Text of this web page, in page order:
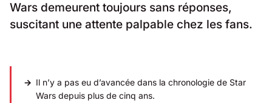
Wars demeurent toujours sans réponses,
suscitant une attente palpable chez les fans.
Il n’y a pas eu d’avancée dans la chronologie de Star
Wars depuis plus de cinq ans.